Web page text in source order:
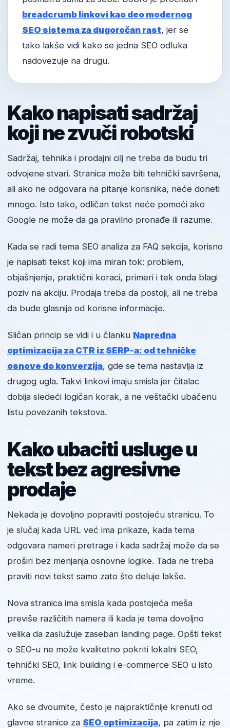
breadcrumb linkovi kao deo modernog
SEO sistema za dugoročan rast, jer se
tako lakše vidi kako se jedna SEO odluka
nadovezuje na drugu.
Kako napisati sadržaj
koji ne zvuči robotski
Sadržaj, tehnika i prodajni cilj ne treba da budu tri
odvojene stvari. Stranica može biti tehnički savršena,
ali ako ne odgovara na pitanje korisnika, neće doneti
mnogo. Isto tako, odličan tekst neće pomoći ako
Google ne može da ga pravilno pronađe ili razume.
Kada se radi tema SEO analiza za FAQ sekcija, korisno
je napisati tekst koji ima miran tok: problem,
objašnjenje, praktični koraci, primeri i tek onda blagi
poziv na akciju. Prodaja treba da postoji, ali ne treba
da bude glasnija od korisne informacije.
Sličan princip se vidi i u članku Napredna
optimizacija za CTR iz SERP-a: od tehničke
osnove do konverzija, gde se tema nastavlja iz
drugog ugla. Takvi linkovi imaju smisla jer čitalac
dobija sledeći logičan korak, a ne veštački ubačenu
listu povezanih tekstova.
Kako ubaciti usluge u
tekst bez agresivne
prodaje
Nekada je dovoljno popraviti postojeću stranicu. To
je slučaj kada URL već ima prikaze, kada tema
odgovara nameri pretrage i kada sadržaj može da se
proširi bez menjanja osnovne logike. Tada ne treba
praviti novi tekst samo zato što deluje lakše.
Nova stranica ima smisla kada postojeća meša
previše različitih namera ili kada je tema dovoljno
velika da zaslužuje zaseban landing page. Opšti tekst
o SEO-u ne može kvalitetno pokriti lokalni SEO,
tehnički SEO, link building i e-commerce SEO u isto
vreme.
Ako se dvoumite, često je najpraktičnije krenuti od
glavne stranice za SEO optimizacija, pa zatim iz nje